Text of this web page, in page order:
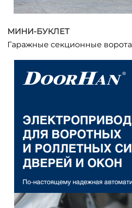
МИНИ-БУКЛЕТ
Гаражные секционные ворота